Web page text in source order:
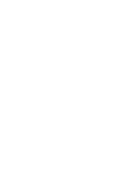
Pfändung
politische
Kopfsteuer,